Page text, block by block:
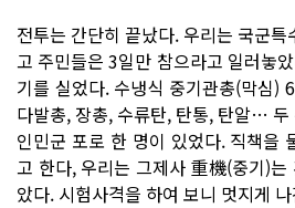
전투는 간단히 끝났다. 우리는 국군
고 주민들은 3일만 참으라고 일러놓
기를 실었다. 수냉식 중기관총(막심)
다발총, 장총, 수류탄, 탄통, 탄알… 두
인민군 포로 한 명이 있었다. 직책을
고 한다, 우리는 그제사 重機(중기)
았다. 시험사격을 하여 보니 멋지게